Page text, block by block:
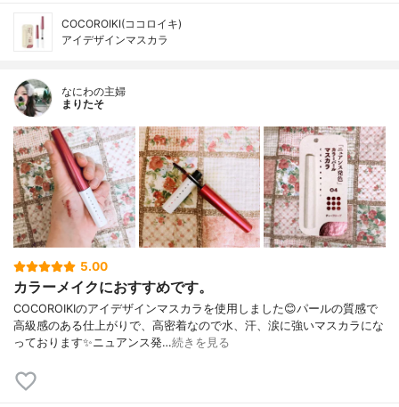
COCOROIKI(ココロイキ)
アイデザインマスカラ
なにわの主婦
まりたそ
5.00
カラーメイクにおすすめです。
COCOROIKIのアイデザインマスカラを使用しました😊パールの質感で
高級感のある仕上がりで、高密着なので水、汗、涙に強いマスカラにな
っております✨ニュアンス発…続きを見る